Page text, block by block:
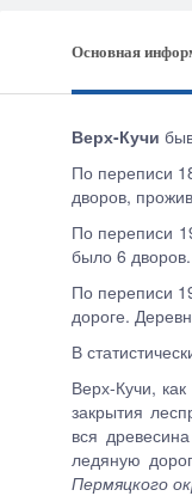
Основная
Верх-Кучи
По переписи
дворов,
По переписи
было 6
По переписи
дороге.
В
Верх-Кучи,
закрытия
вся
ледяную
Пермяцкого